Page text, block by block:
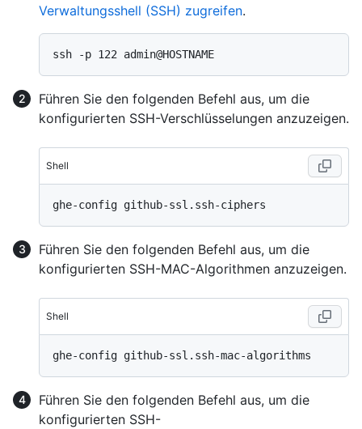
Verwaltungsshell (SSH) zugreifen.
Führen Sie den folgenden Befehl aus, um die
konfigurierten SSH-Verschlüsselungen anzuzeigen.
Shell
Führen Sie den folgenden Befehl aus, um die
konfigurierten SSH-MAC-Algorithmen anzuzeigen.
Shell
Führen Sie den folgenden Befehl aus, um die
konfigurierten SSH-